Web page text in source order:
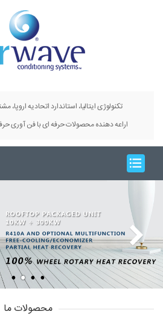
تکنولوژی ایتالیا، استاندارد اتحادیه اروپا،
اراعه دهنده محصولات حرفه ای با فن آوری
محصولات ما